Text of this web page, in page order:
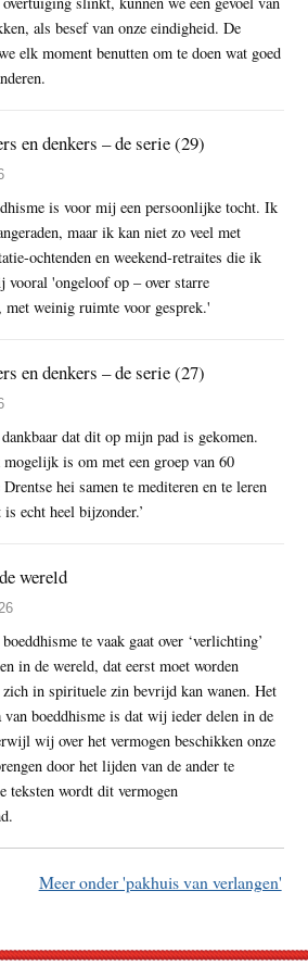
als besef van onze eindigheid. De
elk moment benutten om te doen wat goed
en denkers – de serie (29)
is voor mij een persoonlijke tocht. Ik
maar ik kan niet zo veel met
ochtenden en weekend-retraites die ik
vooral 'ongeloof op – over starre
met weinig ruimte voor gesprek.'
en denkers – de serie (27)
dat dit op mijn pad is gekomen.
is om met een groep van 60
hei samen te mediteren en te leren
echt heel bijzonder.’
wereld
te vaak gaat over ‘verlichting’
in de wereld, dat eerst moet worden
in spirituele zin bevrijd kan wanen. Het
boeddhisme is dat wij ieder delen in de
wij over het vermogen beschikken onze
door het lijden van de ander te
teksten wordt dit vermogen
Meer onder 'pakhuis van verlangen'